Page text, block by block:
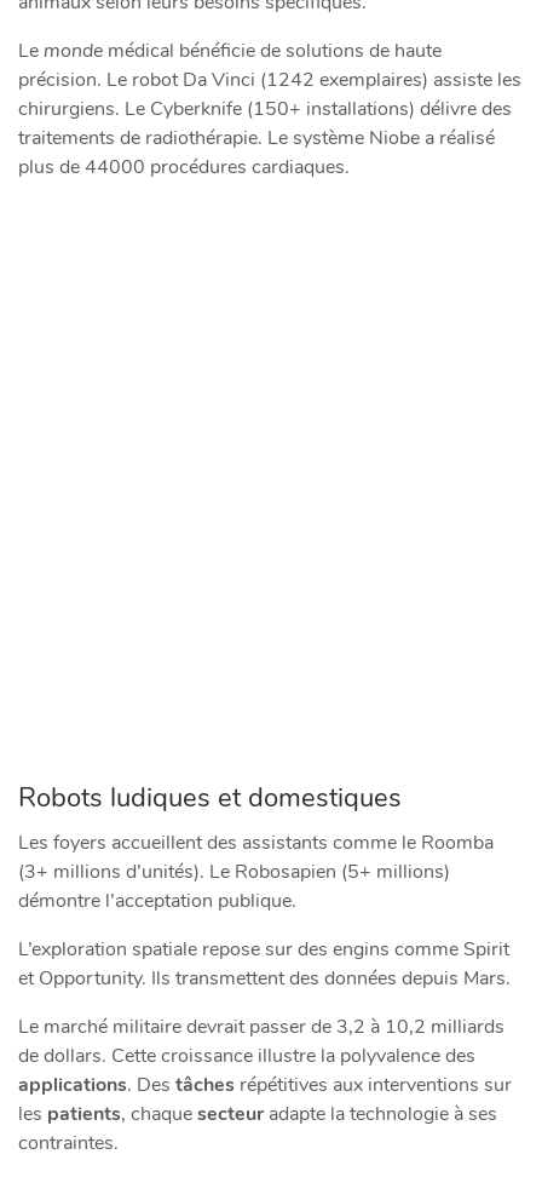
Le monde médical bénéficie de solutions de haute
précision. Le robot Da Vinci (1242 exemplaires) assiste les
chirurgiens. Le Cyberknife (150+ installations) délivre des
traitements de radiothérapie. Le système Niobe a réalisé
plus de 44000 procédures cardiaques.
Robots ludiques et domestiques
Les foyers accueillent des assistants comme le Roomba
(3+ millions d’unités). Le Robosapien (5+ millions)
démontre l’acceptation publique.
L’exploration spatiale repose sur des engins comme Spirit
et Opportunity. Ils transmettent des données depuis Mars.
Le marché militaire devrait passer de 3,2 à 10,2 milliards
de dollars. Cette croissance illustre la polyvalence des
applications. Des tâches répétitives aux interventions sur
les patients, chaquesecteuradapte la technologie à ses
contraintes.